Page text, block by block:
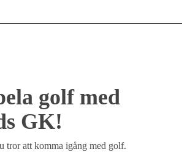
golf med
GK!
tror att komma igång med golf.